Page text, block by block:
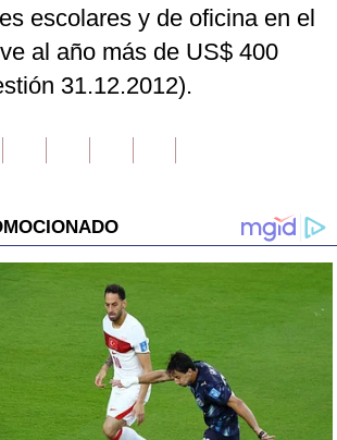
escolares y de oficina en el
al año más de US$ 400
31.12.2012).